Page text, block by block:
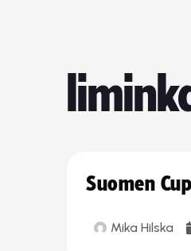
Suomen
Mika Hilska